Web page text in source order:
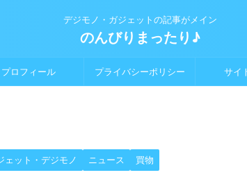
デジモノ・ガジェットの記事がメイン
のんびりまったり♪
プロフィール プライバシーポリシー サイ
ェット・デジモノ ニュース 買物